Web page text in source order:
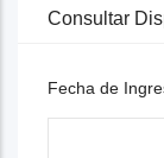
Consultar
Fecha de